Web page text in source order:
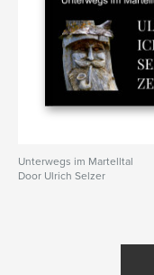
Unterwegs im Martelltal
Door Ulrich Selzer